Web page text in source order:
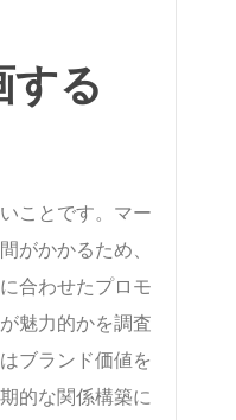
る
ことです。マー
がかかるため、
合わせたプロモ
魅力的かを調査
ブランド価値を
的な関係構築に